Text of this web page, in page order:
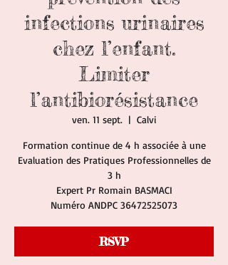
infections urinaires
chez l’enfant.
Limiter
l’antibiorésistance
ven. 11 sept.
  |
Calvi
Formation continue de 4 h associée à une
Evaluation des Pratiques Professionnelles de
3 h
Expert Pr Romain BASMACI
Numéro ANDPC 36472525073
RSVP